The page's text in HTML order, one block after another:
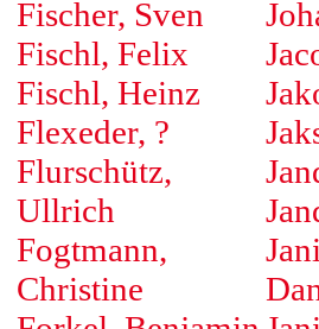
Fischer, Sven
Fischl, Felix
Fischl, Heinz
Flexeder, ?
Flurschütz,
Ullrich
Fogtmann,
Christine